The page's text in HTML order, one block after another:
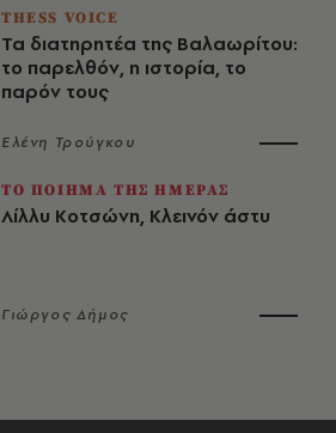
THESS VOICE
Τα διατηρητέα της Βαλαωρίτου:
το παρελθόν, η ιστορία, το
παρόν τους
Ελένη Τρούγκου
ΤΟ ΠΟΙΗΜΑ ΤΗΣ ΗΜΕΡΑΣ
Λίλλυ Κοτσώνη, Κλεινόν άστυ
Γιώργος Δήμος